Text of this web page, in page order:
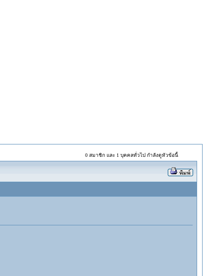
0 สมาชิก และ 1 บุคคลทั่วไป กำลังดูหัวข้อนี้